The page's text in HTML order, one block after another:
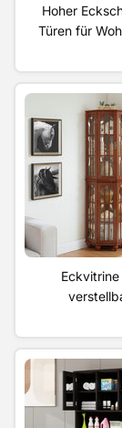
Hoher
Türen für
oder
Dunkles
gehärtetem
Beinen aus
Acryl-
(E26-